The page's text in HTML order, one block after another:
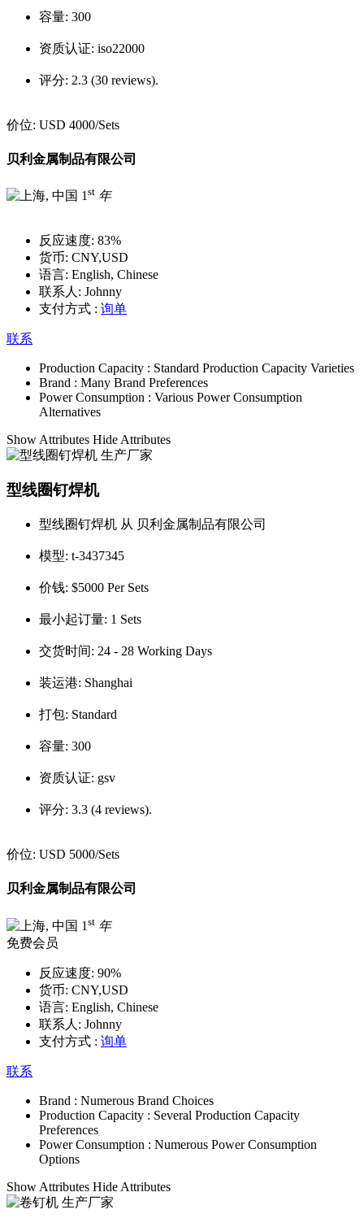
容量: 300
资质认证: iso22000
评分: 2.3 (30 reviews).
价位: USD 4000/Sets
贝利金属制品有限公司
1st 年
反应速度: 83%
货币: CNY,USD
语言: English, Chinese
联系人: Johnny
支付方式 : 询单
联系
Production Capacity : Standard Production Capacity Varieties
Brand : Many Brand Preferences
Power Consumption : Various Power Consumption
Alternatives
Show Attributes Hide Attributes
型线圈钉焊机
型线圈钉焊机 从 贝利金属制品有限公司
模型: t-3437345
价钱: $5000 Per Sets
最小起订量: 1 Sets
交货时间: 24 - 28 Working Days
装运港: Shanghai
打包: Standard
容量: 300
资质认证: gsv
评分: 3.3 (4 reviews).
价位: USD 5000/Sets
贝利金属制品有限公司
1 st 年
免费会员
反应速度: 90%
货币: CNY,USD
语言: English, Chinese
联系人: Johnny
支付方式 : 询单
联系
Brand : Numerous Brand Choices
Production Capacity : Several Production Capacity
Preferences
Power Consumption : Numerous Power Consumption
Options
Show Attributes Hide Attributes